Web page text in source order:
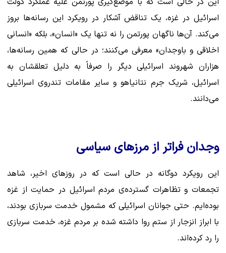
اسرائیل در غزه، یک تناقض آشکار در رویکرد این رسانه‌ها بروز
می‌کند. آن‌ها ناگهان پورتمن را نه تنها یک «انسان»، بلکه «انسانی
اخلاقی و باوجدان» معرفی می‌کنند؛ در حالی که همین رسانه‌ها،
هزاران شهروند اسرائیلی دیگر را صرفاً به دلیل تعلقشان به
اسرائیل، شریک جرم نتانیاهو و سایر مقامات تندروی اسرائیلی
می‌دانند.
وجدان فراتر از مرزهای سیاسی
این رویکرد دوگانه در حالی است که در روزهای اخیر، شاهد
تجمعات و تظاهرات گسترده‌ی مردم اسرائیل در حمایت از غزه
بوده‌ایم. حتی جوانان اسرائیلی که مشمول خدمت سربازی بودند،
با ابراز انزجار از ستم روا داشته شده بر مردم غزه، خدمت سربازی
را رد کرده‌اند.